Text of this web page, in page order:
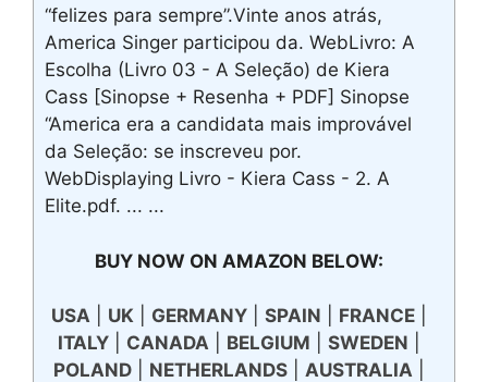
“felizes para sempre”.Vinte anos atrás,
America Singer participou da. WebLivro: A
Escolha (Livro 03 - A Seleção) de Kiera
Cass [Sinopse + Resenha + PDF] Sinopse
“America era a candidata mais improvável
da Seleção: se inscreveu por.
WebDisplaying Livro - Kiera Cass - 2. A
Elite.pdf. ... ...
BUY NOW ON AMAZON BELOW:
USA UK GERMANY| SPAIN FRANCE|
ITALY| CANADA BELGIUM SWEDEN
POLAND| NETHERLANDS| AUSTRALIA